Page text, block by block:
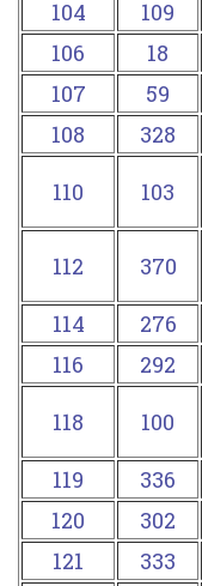
104
109
106
18
107
59
108
328
110
103
112
370
114
276
116
292
118
100
119
336
120
302
121
333